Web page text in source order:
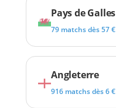
Pays de Galles
79 matchs dès 57 €
Angleterre
916 matchs dès 6 €